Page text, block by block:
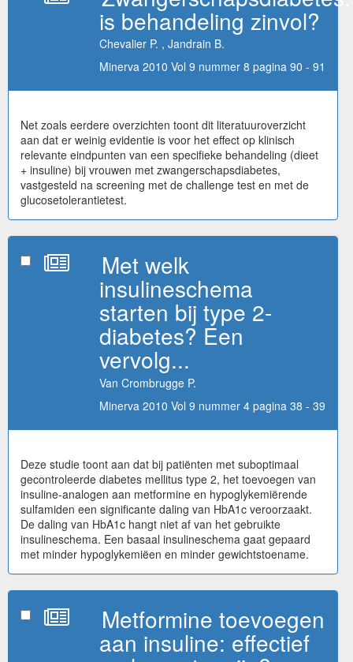
is behandeling zinvol?
Chevalier P. , Jandrain B.
Minerva 2010 Vol 9 nummer 8 pagina 90 - 91
Net zoals eerdere overzichten toont dit literatuuroverzicht
aan dat er weinig evidentie is voor het effect op klinisch
relevante eindpunten van een specifieke behandeling (dieet
+ insuline) bij vrouwen met zwangerschapsdiabetes,
vastgesteld na screening met de challenge test en met de
glucosetolerantietest.
Met welk
insulineschema
starten bij type 2-
diabetes? Een
vervolg...
Van Crombrugge P.
Minerva 2010 Vol 9 nummer 4 pagina 38 - 39
Deze studie toont aan dat bij patiënten met suboptimaal
gecontroleerde diabetes mellitus type 2, het toevoegen van
insuline-analogen aan metformine en hypoglykemiërende
sulfamiden een significante daling van HbA1c veroorzaakt.
De daling van HbA1c hangt niet af van het gebruikte
insulineschema. Een basaal insulineschema gaat gepaard
met minder hypoglykemiëen en minder gewichtstoename.
Metformine toevoegen
aan insuline: effectief